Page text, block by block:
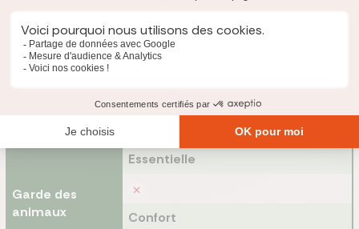
Essentielle
Confort
Garde des
animaux
Essentielle
Confort